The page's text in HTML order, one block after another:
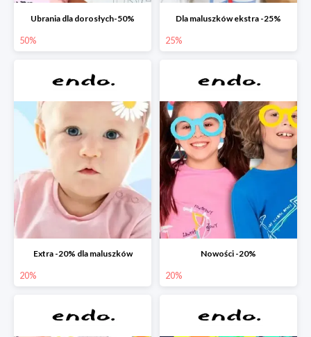
Ubrania dla dorosłych-50%
50%
Dla maluszków ekstra -25%
25%
Extra -20% dla maluszków
20%
Nowości -20%
20%